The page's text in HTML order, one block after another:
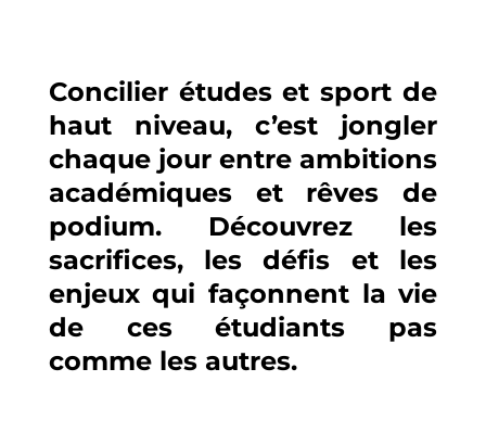
Concilier études et sport de
haut niveau, c’est jongler
chaque jour entre ambitions
académiques et rêves de
podium. Découvrez les
sacrifices, les défis et les
enjeux qui façonnent la vie
de ces étudiants pas
comme les autres.